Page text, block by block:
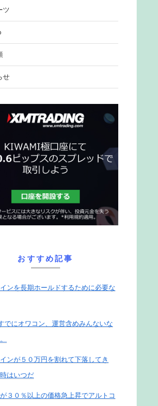
ツ
せ
おすすめ記事
ンを長期ホールドするために必要な
でにオワコン、運営含めみんないな
ンが５０万円を割れて下落してき
はいつだ
３０％以上の価格急上昇でアルトコ